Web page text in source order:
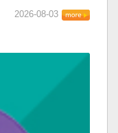
2026-08-03